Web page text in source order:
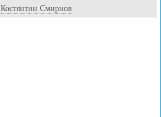
Костянтин Смирнов